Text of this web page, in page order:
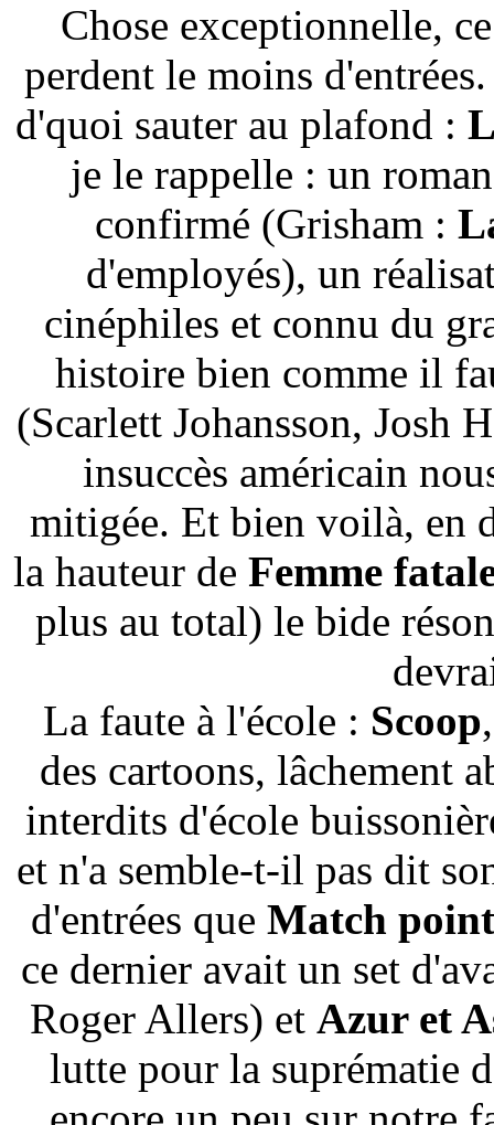
Chose exceptionnelle,
perdent le moins
d'quoi sauter au plafond :
je le rappelle : un
confirmé (Grisham :
d'employés), un
cinéphiles et connu du
histoire bien comme il
(Scarlett Johansson, Josh
insuccès américain
mitigée. Et bien voilà, en
la hauteur de Femme
plus au total) le bide
La faute à l'école : Scoop
des cartoons, lâchement
interdits d'école
et n'a semble-t-il pas dit
d'entrées que Match point
ce dernier avait un set
Roger Allers) et Azur et
lutte pour la suprématie